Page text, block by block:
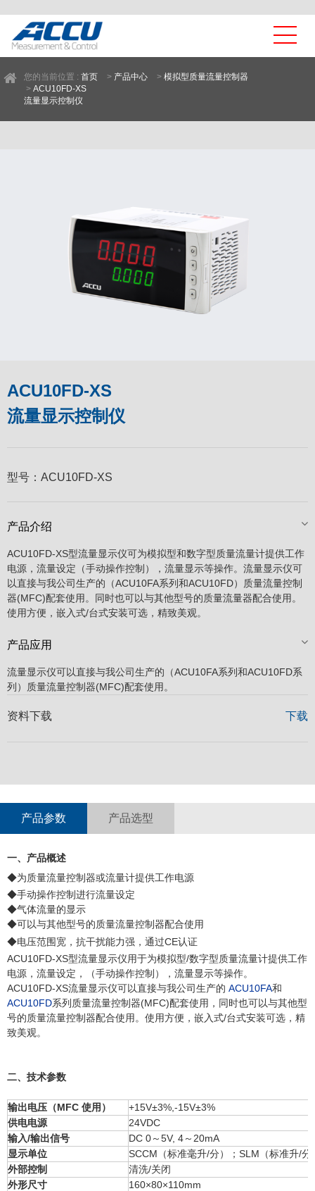
您的当前位置 : 首页 > 产品中心 > 模拟型质量流量控制器
> ACU10FD-XS
流量显示控制仪
ACU10FD-XS
流量显示控制仪
型号： ACU10FD-XS
产品介绍
ACU10FD-XS型流量显示仪可为模拟型和数字型质量流量计提供工作
电源，流量设定（手动操作控制），流量显示等操作。流量显示仪可
以直接与我公司生产的（ACU10FA系列和ACU10FD）质量流量控制
器(MFC)配套使用。同时也可以与其他型号的质量流量器配合使用。
使用方便，嵌入式/台式安装可选，精致美观。
产品应用
流量显示仪可以直接与我公司生产的（ACU10FA系列和ACU10FD系
列）质量流量控制器(MFC)配套使用。
资料下载 下载
产品参数 产品选型
一、产品概述
◆为质量流量控制器或流量计提供工作电源
◆手动操作控制进行流量设定
◆气体流量的显示
◆可以与其他型号的质量流量控制器配合使用
◆电压范围宽，抗干扰能力强，通过CE认证
ACU10FD-XS型流量显示仪用于为模拟型/数字型质量流量计提供工作
电源，流量设定，（手动操作控制），流量显示等操作。
ACU10FD-XS流量显示仪可以直接与我公司生产的 ACU10FA和
ACU10FD系列质量流量控制器(MFC)配套使用，同时也可以与其他型
号的质量流量控制器配合使用。使用方便，嵌入式/台式安装可选，精
致美观。
二、技术参数
输出电压（MFC 使用）
+15V±3%,-15V±3%
供电电源
24VDC
输入/输出信号
DC 0～5V, 4～20mA
显示单位
SCCM（标准毫升/分）；SLM（标准升/分
外部控制
清洗/关闭
外形尺寸
160×80×110mm